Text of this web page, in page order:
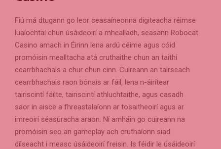
Fiú má dtugann go leor ceasaíneonna digiteacha réimse
luaíochtaí chun úsáideoirí a mhealladh, seasann Robocat
Casino amach in Éirinn lena ardú céime agus cóid
promóisin mealltacha atá cruthaithe chun an taithí
cearrbhachais a chur chun cinn. Cuireann an tairseach
cearrbhachais raon bónais ar fáil, lena n-áirítear
tairiscintí fáilte, tairiscintí athluchtaithe, agus casadh
saor in aisce a fhreastalaíonn ar tosaitheoirí agus ar
imreoirí séasúracha araon. Ní amháin go cuireann na
promóisin seo an gameplay ach cruthaíonn siad
dílseacht i measc úsáideoirí freisin. Is féidir le úsáideoirí